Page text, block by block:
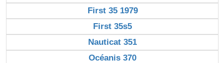
First 35 1979
First 35s5
Nauticat 351
Océanis 370